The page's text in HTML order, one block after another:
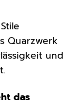
Quarzwerk
und
das